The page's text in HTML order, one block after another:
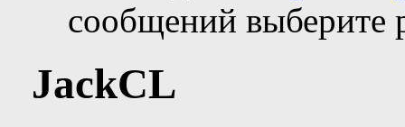
сообщений выберите
JackCL